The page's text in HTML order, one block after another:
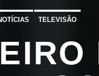
TELEVISÃO